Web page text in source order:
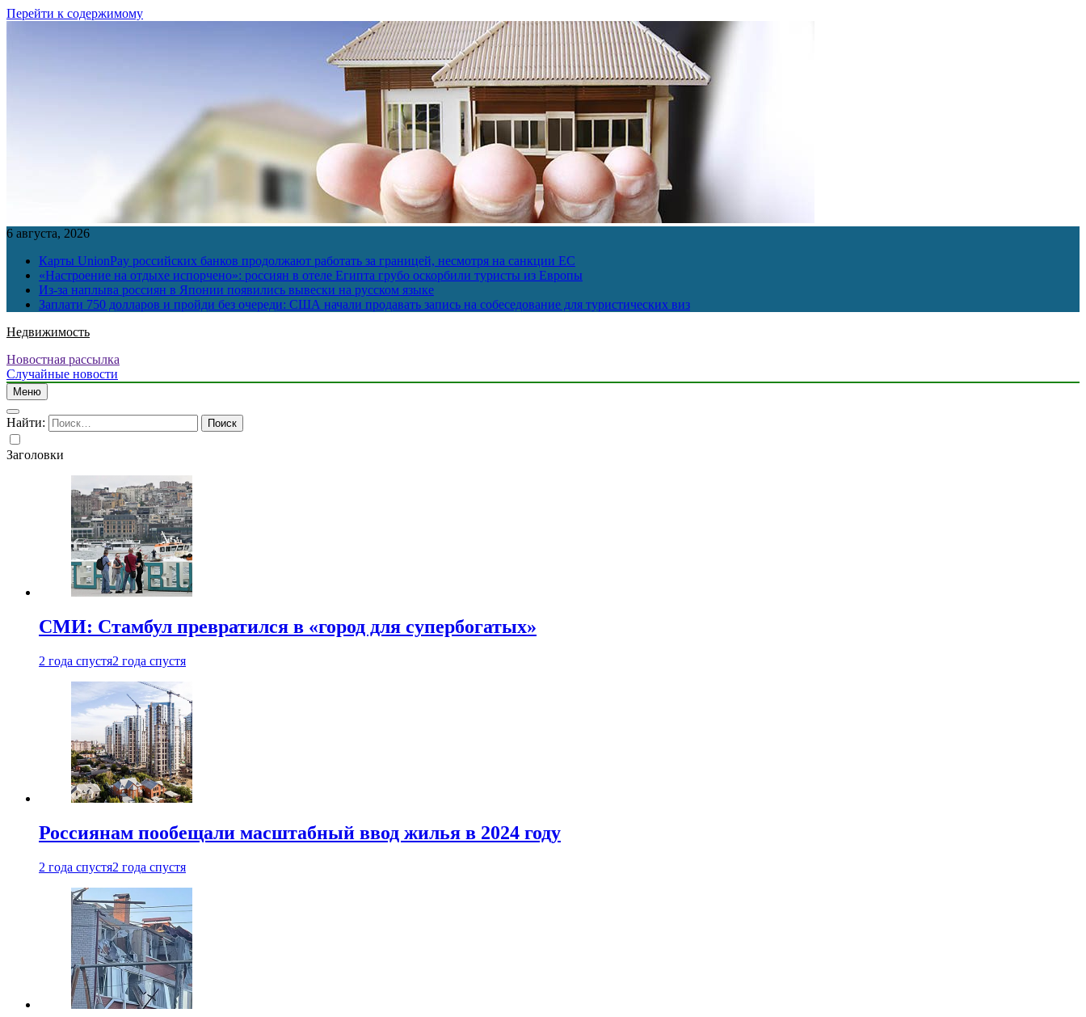
Перейти к содержимому
6 августа, 2026
Карты UnionPay российских банков продолжают работать за границей, несмотря на санкции ЕС
«Настроение на отдыхе испорчено»: россиян в отеле Египта грубо оскорбили туристы из Европы
Из-за наплыва россиян в Японии появились вывески на русском языке
Заплати 750 долларов и пройди без очереди: США начали продавать запись на собеседование для туристических виз
Недвижимость
Новостная рассылка
Случайные новости
Меню
Найти:
Заголовки
СМИ: Стамбул превратился в «город для супербогатых»
2 года спустя2 года спустя
Россиянам пообещали масштабный ввод жилья в 2024 году
2 года спустя2 года спустя